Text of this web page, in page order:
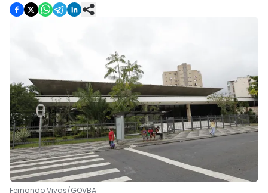
Fernando Vivas/GOVBA